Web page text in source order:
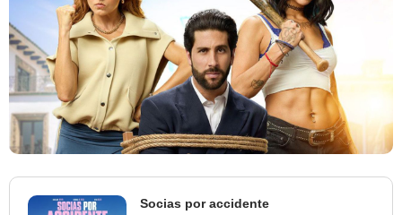
Socias por accidente